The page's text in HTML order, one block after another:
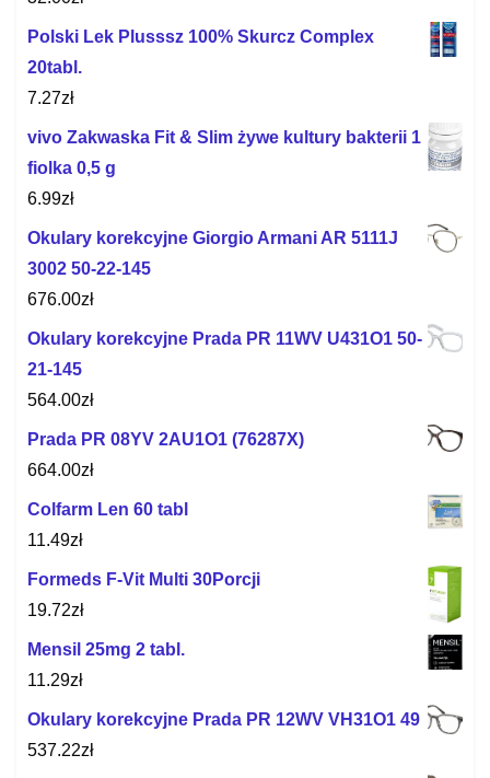
Polski Lek Plusssz 100% Skurcz Complex
20tabl.
7.27zł
vivo Zakwaska Fit & Slim żywe kultury bakterii 1
fiolka 0,5 g
6.99zł
Okulary korekcyjne Giorgio Armani AR 5111J
3002 50-22-145
676.00zł
Okulary korekcyjne Prada PR 11WV U431O1 50-
21-145
564.00zł
Prada PR 08YV 2AU1O1 (76287X)
664.00zł
Colfarm Len 60 tabl
11.49zł
Formeds F-Vit Multi 30Porcji
19.72zł
Mensil 25mg 2 tabl.
11.29zł
Okulary korekcyjne Prada PR 12WV VH31O1 49
537.22zł